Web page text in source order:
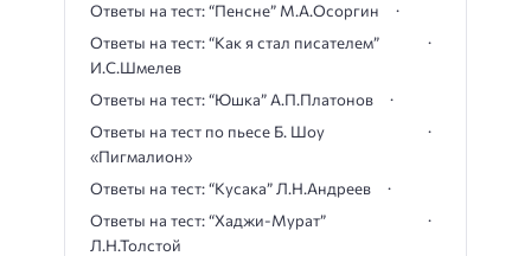
Ответы на тест: “Пенсне” М.А.Осоргин
Ответы на тест: “Как я стал писателем”
И.С.Шмелев
Ответы на тест: “Юшка” А.П.Платонов
Ответы на тест по пьесе Б. Шоу
«Пигмалион»
Ответы на тест: “Кусака” Л.Н.Андреев
Ответы на тест: “Хаджи-Мурат”
Л.Н.Толстой